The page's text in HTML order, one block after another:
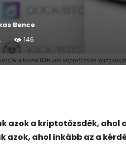
a koreai Bithumb kriptotőzsde igazgatóját
Bence
146
azok a kriptotőzsdék, ahol
azok, ahol inkább az a